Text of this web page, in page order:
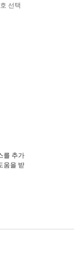
Permissions
통해 문제를 해결했습
위한 의견을 보내주세
선택
를 추가
움을 받